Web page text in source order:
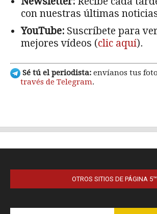
OTROS SITIOS DE PÁGINA 5™